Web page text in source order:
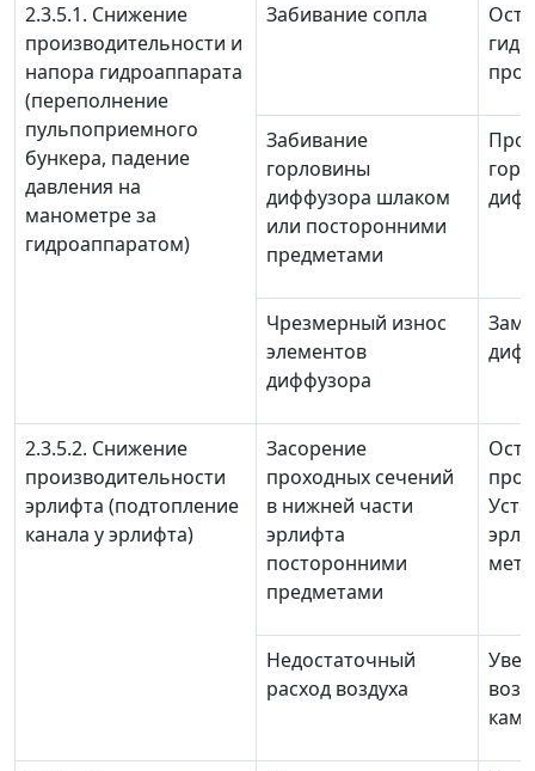
2.3.5.1. Снижение
производительности и
напора гидроаппарата
(переполнение
пульпоприемного
бункера, падение
давления на
манометре за
гидроаппаратом)
Забивание сопла
Забивание
горловины
диффузора шлаком
или посторонними
предметами
Чрезмерный износ
элементов
диффузора
2.3.5.2. Снижение
производительности
эрлифта (подтопление
канала у эрлифта)
Засорение
проходных сечений
в нижней части
эрлифта
посторонними
предметами
Недостаточный
расход воздуха